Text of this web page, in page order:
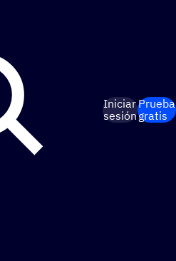
Iniciar
sesión
Prueba
gratis